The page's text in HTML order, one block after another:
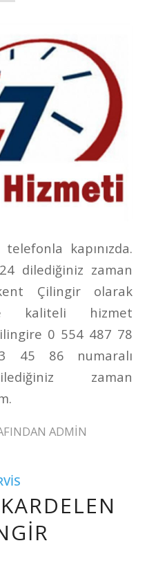
kapınızda.
dilediğiniz zaman
Çilingir olarak
kaliteli hizmet
0 554 487 78
45 86 numaralı
zaman
ADMIN